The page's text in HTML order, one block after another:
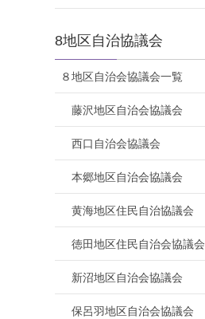
8地区自治協議会
８地区自治会協議会一覧
藤沢地区自治会協議会
西口自治会協議会
本郷地区自治会協議会
黄海地区住民自治協議会
徳田地区住民自治会協議会
新沼地区自治会協議会
保呂羽地区自治会協議会